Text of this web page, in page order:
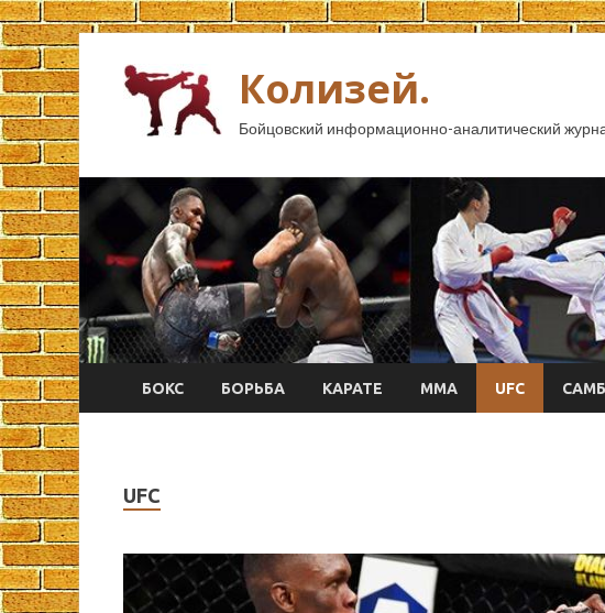
Колизей.
Бойцовский информационно-аналитический
БОКС БОРЬБА КАРАТЕ ММА UFC
UFC